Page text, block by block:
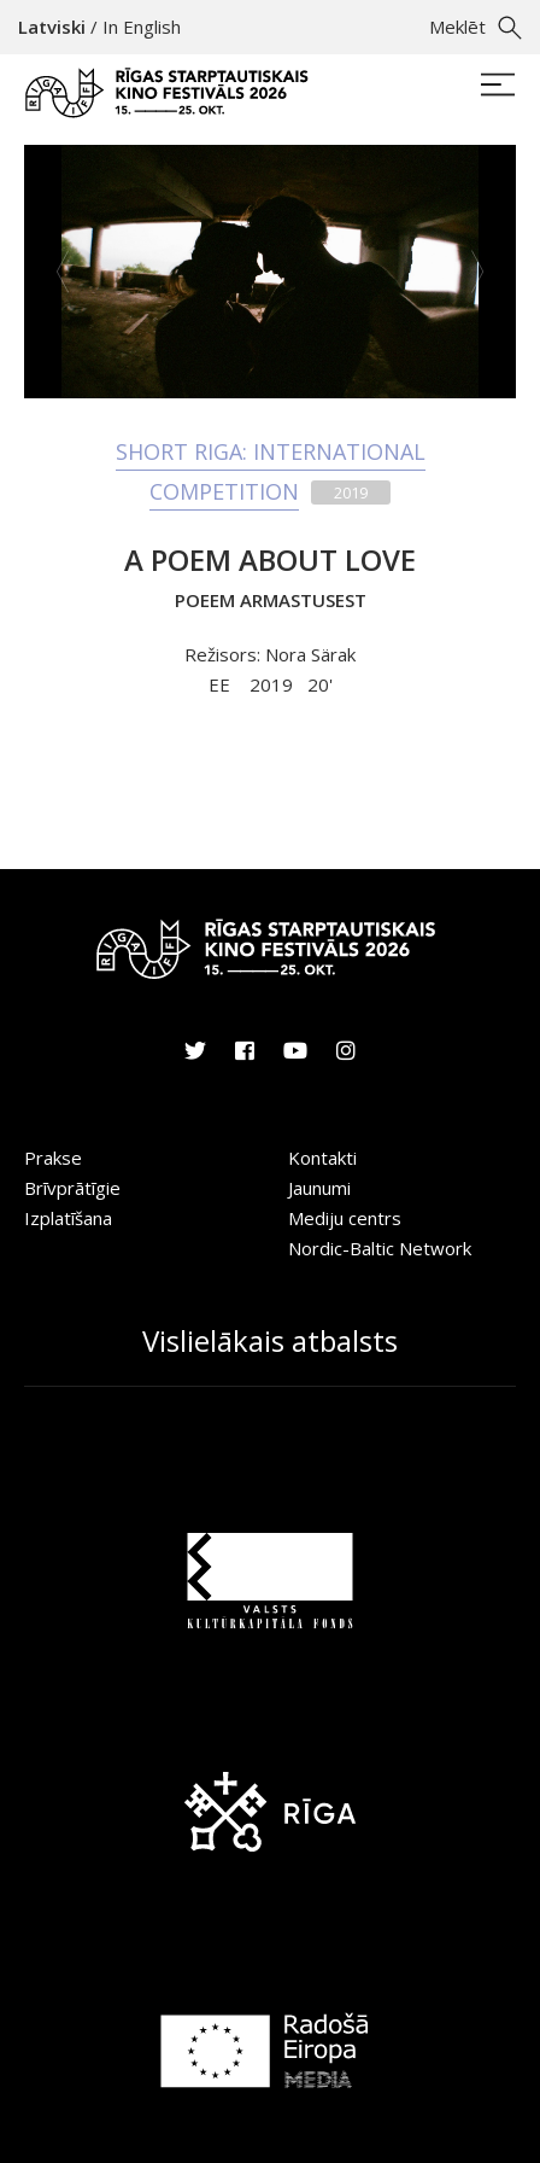
Meklēt
Latviski / In English
SHORT RIGA: INTERNATIONAL
COMPETITION
2019
A POEM ABOUT LOVE
POEEM ARMASTUSEST
Režisors: Nora Särak
EE
2019 20'
Prakse
Brīvprātīgie
Izplatīšana
Kontakti
Jaunumi
Mediju centrs
Nordic-Baltic Network
Vislielākais atbalsts